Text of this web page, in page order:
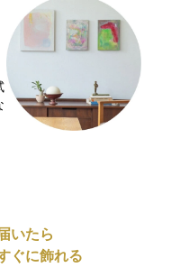
いたら
ぐに飾れる